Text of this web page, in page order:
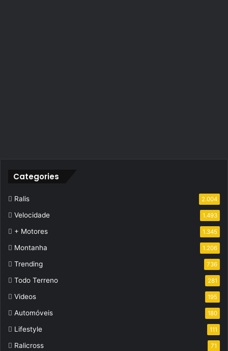
Categories
Ralis 2.004
Velocidade 1.493
+ Motores 1.345
Montanha 1.206
Trending 736
Todo Terreno 281
Videos 195
Automóveis 180
Lifestyle 111
Ralicross 71